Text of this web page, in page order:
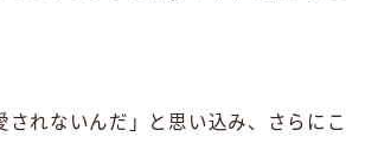
されないんだ」と思い込み、さらにこ